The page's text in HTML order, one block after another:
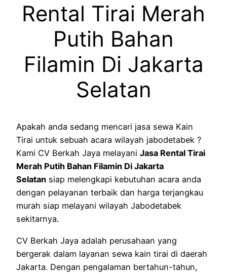
Rental Tirai Merah
Putih Bahan
Filamin Di Jakarta
Selatan
Apakah anda sedang mencari jasa sewa Kain
Tirai untuk sebuah acara wilayah jabodetabek ?
Kami CV Berkah Jaya melayani Jasa Rental Tirai
Merah Putih Bahan Filamin Di Jakarta
Selatan siap melengkapi kebutuhan acara anda
dengan pelayanan terbaik dan harga terjangkau
murah siap melayani wilayah Jabodetabek
sekitarnya.
CV Berkah Jaya adalah perusahaan yang
bergerak dalam layanan sewa kain tirai di daerah
Jakarta. Dengan pengalaman bertahun-tahun,